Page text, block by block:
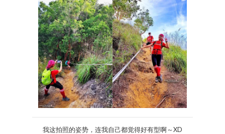
我这拍照的姿势，连我自己都觉得好有型啊～XD